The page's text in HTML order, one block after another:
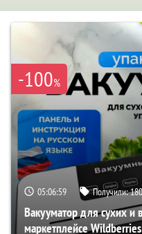
-100%
05:06:58 Получили:180
Вакууматор для сухих и
маркетплейсе Wildberries